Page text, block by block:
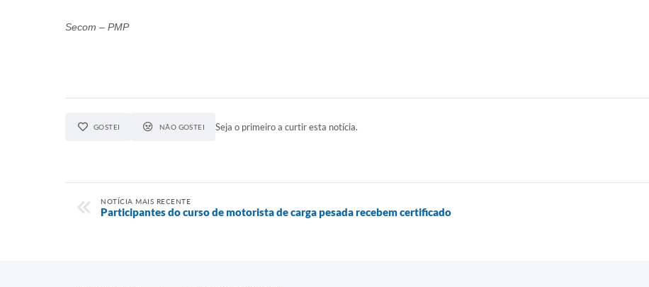
Secom – PMP
GOSTEI NÃO GOSTEI Seja o primeiro a curtir esta notícia.
NOTÍCIA MAIS RECENTE
Participantes do curso de motorista de carga pesada recebem certificado